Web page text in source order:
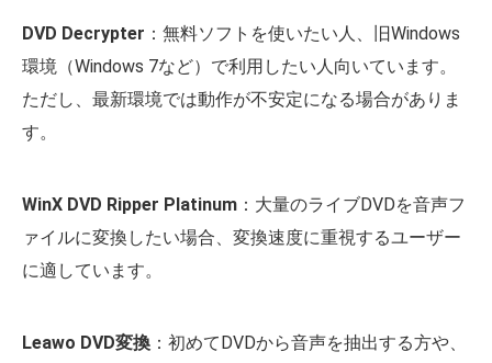
DVD Decrypter ：無料ソフトを使いたい人、旧Windows
環境（Windows 7など）で利用したい人向いています。
ただし、最新環境では動作が不安定になる場合がありま
す。
WinX DVD Ripper Platinum ：大量のライブDVDを音声フ
ァイルに変換したい場合、変換速度に重視するユーザー
に適しています。
Leawo DVD変換 ：初めてDVDから音声を抽出する方や、